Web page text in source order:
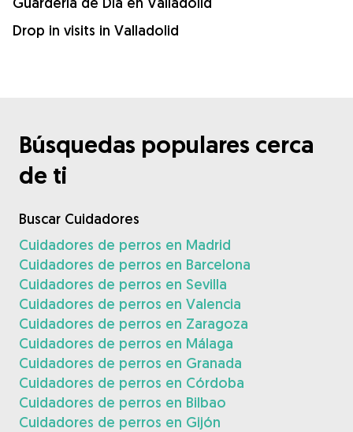
Drop in visits in Valladolid
Búsquedas populares cerca
de ti
Buscar Cuidadores
Cuidadores de perros en Madrid
Cuidadores de perros en Barcelona
Cuidadores de perros en Sevilla
Cuidadores de perros en Valencia
Cuidadores de perros en Zaragoza
Cuidadores de perros en Málaga
Cuidadores de perros en Granada
Cuidadores de perros en Córdoba
Cuidadores de perros en Bilbao
Cuidadores de perros en Gijón